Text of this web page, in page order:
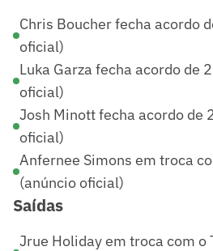
Chris Boucher fecha acordo
oficial)
Luka Garza fecha acordo de
oficial)
Josh Minott fecha acordo de
oficial)
Anfernee Simons em troca
(anúncio oficial)
Saídas
Jrue Holiday em troca com o